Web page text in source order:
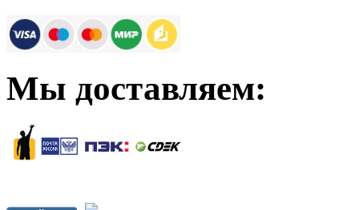
Мы доставляем: